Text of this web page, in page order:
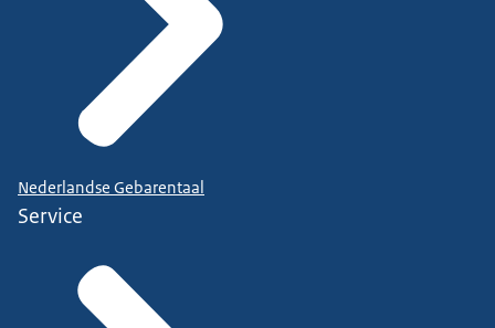
Nederlandse Gebarentaal
Service